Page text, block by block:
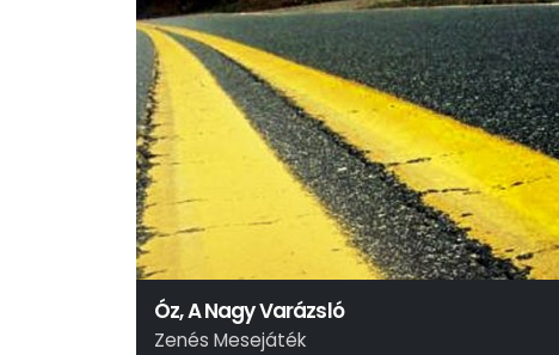
Óz, A Nagy Varázsló
Zenés Mesejáték